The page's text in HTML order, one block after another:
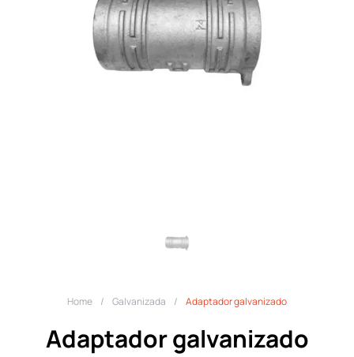
Home / Galvanizada / Adaptador galvanizado
Adaptador galvanizado